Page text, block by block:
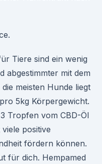
Tiere sind ein wenig
abgestimmter mit dem
meisten Hunde liegt
5kg Körpergewicht.
Tropfen vom CBD-Öl
positive
fördern können.
für dich. Hempamed